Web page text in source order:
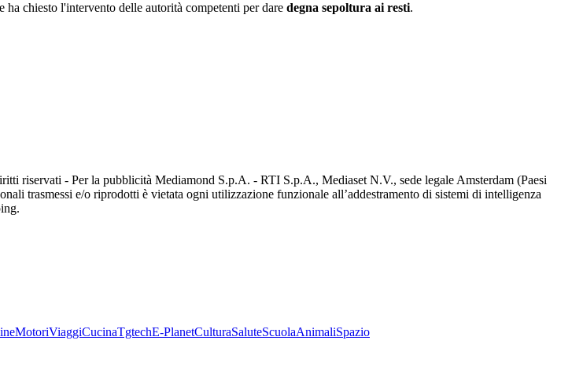
chiesto l'intervento delle autorità competenti per dare degna sepoltura ai resti.
riservati - Per la pubblicità Mediamond S.p.A. - RTI S.p.A., Mediaset N.V., sede legale Amsterdam (Paesi
trasmessi e/o riprodotti è vietata ogni utilizzazione funzionale all’addestramento di sistemi di intelligenza
MotoriViaggiCucinaTgtechE-PlanetCulturaSaluteScuolaAnimaliSpazio